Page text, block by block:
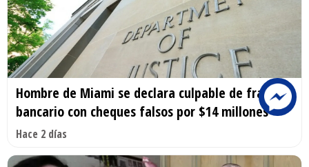
Hombre de Miami se declara culpable de fraude
bancario con cheques falsos por $14 millones
Hace 2 días